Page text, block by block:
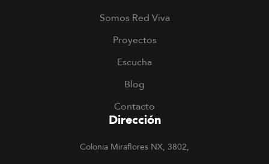
Somos Red Viva
Proyectos
Escucha
Blog
Contacto
Dirección
Colonia Miraflores NX, 3802,